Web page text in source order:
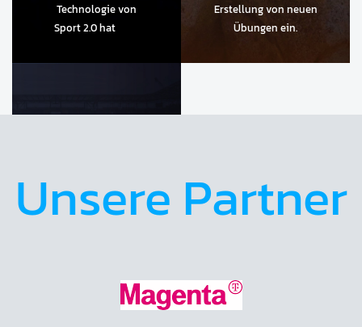
Technologie von
Sport 2.0 hat
Erstellung von neuen
Übungen ein.
Unsere Partner